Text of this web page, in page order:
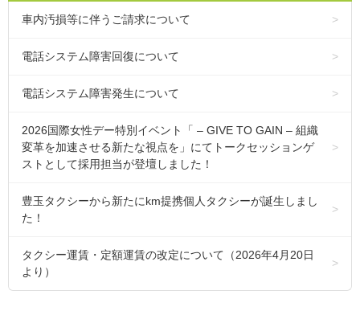
車内汚損等に伴うご請求について
電話システム障害回復について
電話システム障害発生について
2026国際女性デー特別イベント「 – GIVE TO GAIN – 組織
変革を加速させる新たな視点を」にてトークセッションゲ
ストとして採用担当が登壇しました！
豊玉タクシーから新たにkm提携個人タクシーが誕生しまし
た！
タクシー運賃・定額運賃の改定について（2026年4月20日
より）